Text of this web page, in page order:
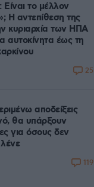
το μέλλον
Η αντεπίθεση της
κυριαρχία των ΗΠΑ
αυτοκίνητα έως τη
25
αποδείξεις
θα υπάρξουν
για όσους δεν
119